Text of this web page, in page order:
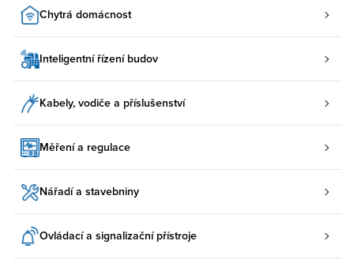
Chytrá domácnost
Inteligentní řízení budov
Kabely, vodiče a příslušenství
Měření a regulace
Nářadí a stavebniny
Ovládací a signalizační přístroje